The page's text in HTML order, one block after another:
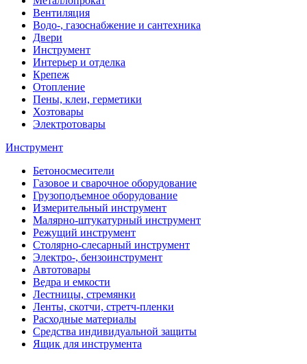
Вентиляция
Водо-, газоснабжение и сантехника
Двери
Инструмент
Интерьер и отделка
Крепеж
Отопление
Пены, клеи, герметики
Хозтовары
Электротовары
Инструмент
Бетоносмесители
Газовое и сварочное оборудование
Грузоподъемное оборудование
Измерительный инструмент
Малярно-штукатурный инструмент
Режущий инструмент
Столярно-слесарный инструмент
Электро-, бензоинструмент
Автотовары
Ведра и емкости
Лестницы, стремянки
Ленты, скотчи, стретч-пленки
Расходные материалы
Средства индивидуальной защиты
Ящик для инструмента